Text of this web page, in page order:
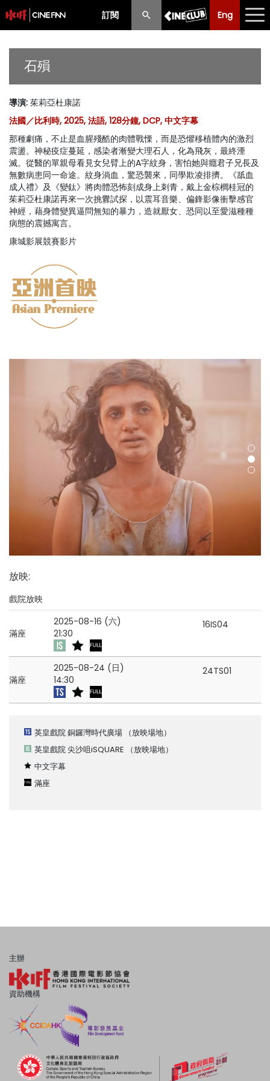
訂閱 Eng
Eng 中文
節目
購票須知
優惠計劃
前期節目
石殞
導演: 茱莉亞杜康諾
法國／比利時, 2025, 法語, 128分鐘, DCP, 中文字幕
那種劇痛，不止是血腥殘酷的肉體戰慄，而是恐懼移植體內的激烈
震盪。神秘疫症蔓延，感染者漸變大理石人，化為飛灰，最終湮
滅。從醫的單親母看見女兒臂上的A字紋身，害怕她與癮君子兄長及
無數病患同一命途。紋身淌血，驚恐襲來，同學欺凌排擠。《舐血
成人禮》及《變鈦》將肉體恐怖刻成身上刺青，戴上金棕櫚桂冠的
茱莉亞杜康諾再來一次挑釁試探，以震耳音樂、偏鋒影像衝擊感官
神經，藉身體變異逼問無知的暴力，造就厭女、恐同以至愛滋種種
病態的震撼寓言。
康城影展競賽影片
放映:
戲院放映
滿座
2025-08-16 (六)
21:30
16IS04
滿座
2025-08-24 (日)
14:30
24TS01
英皇戲院 銅鑼灣時代廣場 （放映場地）
英皇戲院 尖沙咀iSQUARE （放映場地）
中文字幕
滿座
主辦
資助機構